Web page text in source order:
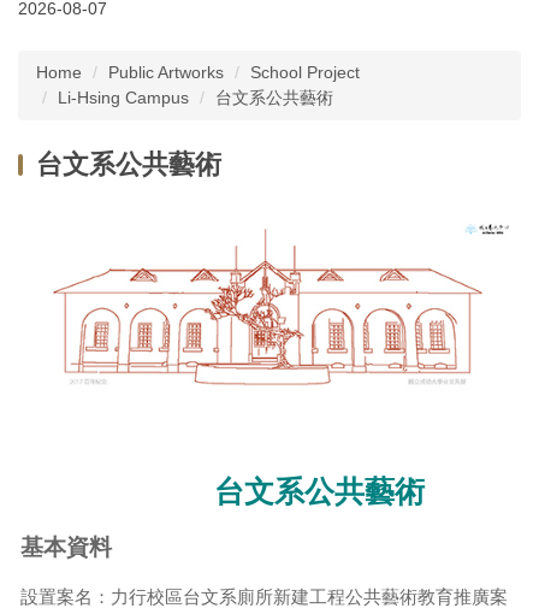
About Us
Services
Downloads
2026-08-07
Home Public Artworks
School Project
Li-Hsing Campus
台文系公共藝術
台文系公共藝術
台文系公共藝術
基本資料
設置案名：力行校區台文系廁所新建工程公共藝術教育推廣案